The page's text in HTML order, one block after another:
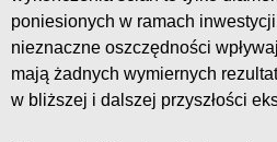
poniesionych w ramach
nieznaczne oszczędności
mają żadnych wymiernych
w bliższej i dalszej przyszłości